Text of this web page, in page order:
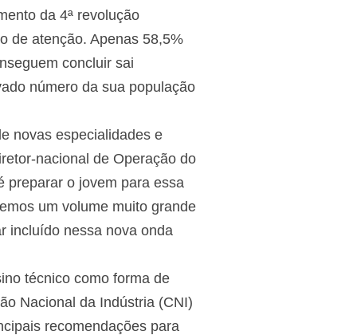
da 4ª revolução
de atenção. Apenas 58,5%
concluir sai
número da sua população
novas especialidades e
nacional de Operação do
preparar o jovem para essa
um volume muito grande
incluído nessa nova onda
técnico como forma de
Nacional da Indústria (CNI)
recomendações para